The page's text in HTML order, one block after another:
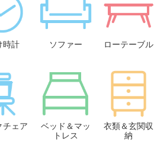
時計 ソファー ローテーブル
チェア
ベッド＆マッ
トレス
衣類＆玄関収
納